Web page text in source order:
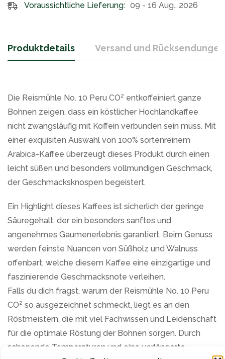
Voraussichtliche Lieferung: 09 - 16 Aug., 2026
Produktdetails Versand und Rücksendungen
Die Reismühle No. 10 Peru CO² entkoffeiniert ganze
Bohnen zeigen, dass ein köstlicher Hochlandkaffee
nicht zwangsläufig mit Koffein verbunden sein muss. Mit
einer exquisiten Auswahl von 100% sortenreinem
Arabica-Kaffee überzeugt dieses Produkt durch einen
leicht süßen und besonders vollmundigen Geschmack,
der Geschmacksknospen begeistert.
Ein Highlight dieses Kaffees ist sicherlich der geringe
Säuregehalt, der ein besonders sanftes und
angenehmes Gaumenerlebnis garantiert. Beim Genuss
werden feinste Nuancen von Süßholz und Walnuss
offenbart, welche diesem Kaffee eine einzigartige und
faszinierende Geschmacksnote verleihen.
Falls du dich fragst, warum der Reismühle No. 10 Peru
CO² so ausgezeichnet schmeckt, liegt es an den
Röstmeistern, die mit viel Fachwissen und Leidenschaft
für die optimale Röstung der Bohnen sorgen. Durch
schonende Temperaturen und eine verlängerte